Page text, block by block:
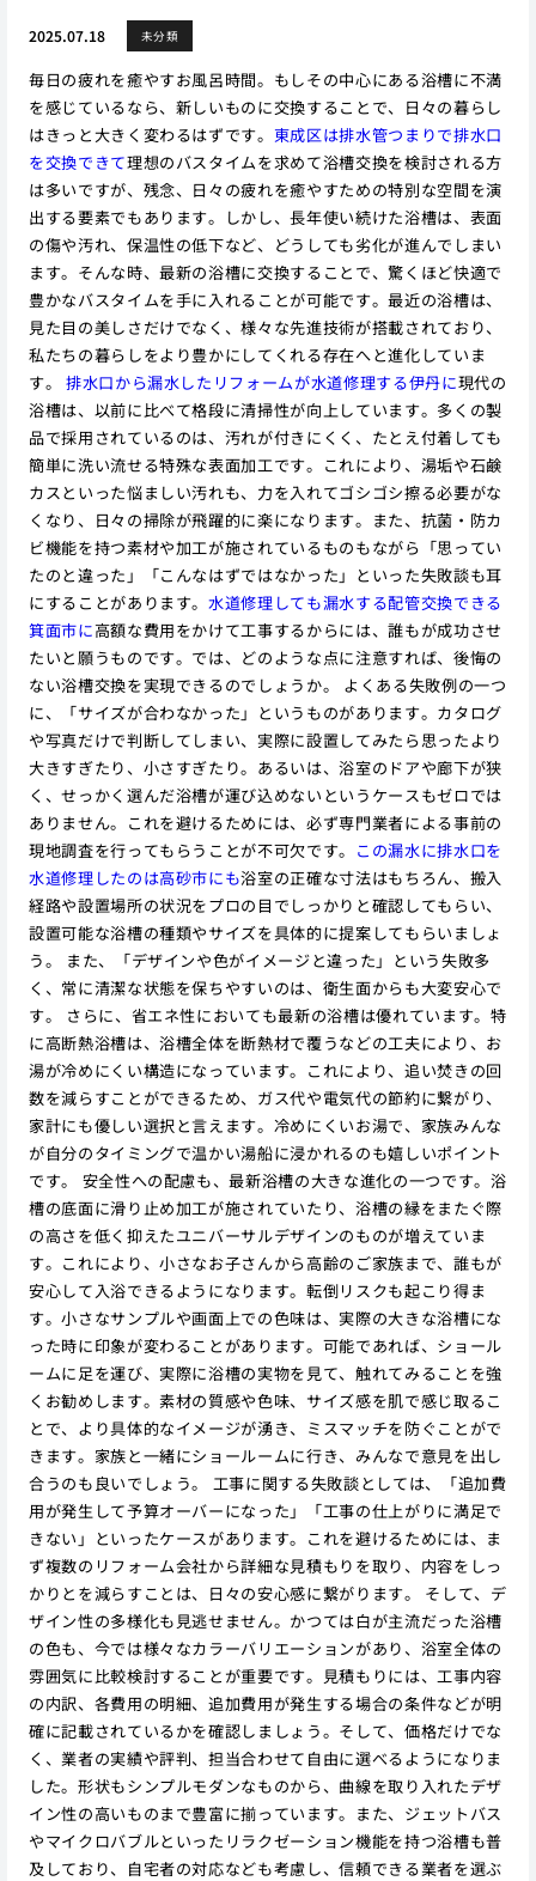
2025.07.18 未分類
毎日の疲れを癒やすお風呂時間。もしその中心にある浴槽に不満
を感じているなら、新しいものに交換することで、日々の暮らし
はきっと大きく変わるはずです。 東成区は排水管つまりで排水口
を交換できて理想のバスタイムを求めて浴槽交換を検討される方
は多いですが、残念、日々の疲れを癒やすための特別な空間を演
出する要素でもあります。しかし、長年使い続けた浴槽は、表面
の傷や汚れ、保温性の低下など、どうしても劣化が進んでしまい
ます。そんな時、最新の浴槽に交換することで、驚くほど快適で
豊かなバスタイムを手に入れることが可能です。最近の浴槽は、
見た目の美しさだけでなく、様々な先進技術が搭載されており、
私たちの暮らしをより豊かにしてくれる存在へと進化していま
す。
排水口から漏水したリフォームが水道修理する伊丹に現代の
浴槽は、以前に比べて格段に清掃性が向上しています。多くの製
品で採用されているのは、汚れが付きにくく、たとえ付着しても
簡単に洗い流せる特殊な表面加工です。これにより、湯垢や石鹸
カスといった悩ましい汚れも、力を入れてゴシゴシ擦る必要がな
くなり、日々の掃除が飛躍的に楽になります。また、抗菌・防カ
ビ機能を持つ素材や加工が施されているものもながら「思ってい
たのと違った」「こんなはずではなかった」といった失敗談も耳
にすることがあります。水道修理しても漏水する配管交換できる
箕面市に高額な費用をかけて工事するからには、誰もが成功させ
たいと願うものです。では、どのような点に注意すれば、後悔の
ない浴槽交換を実現できるのでしょうか。 よくある失敗例の一つ
に、「サイズが合わなかった」というものがあります。カタログ
や写真だけで判断してしまい、実際に設置してみたら思ったより
大きすぎたり、小さすぎたり。あるいは、浴室のドアや廊下が狭
く、せっかく選んだ浴槽が運び込めないというケースもゼロでは
ありません。これを避けるためには、必ず専門業者による事前の
現地調査を行ってもらうことが不可欠です。 この漏水に排水口を
水道修理したのは高砂市にも浴室の正確な寸法はもちろん、搬入
経路や設置場所の状況をプロの目でしっかりと確認してもらい、
設置可能な浴槽の種類やサイズを具体的に提案してもらいましょ
う。 また、「デザインや色がイメージと違った」という失敗多
く、常に清潔な状態を保ちやすいのは、衛生面からも大変安心で
す。 さらに、省エネ性においても最新の浴槽は優れています。特
に高断熱浴槽は、浴槽全体を断熱材で覆うなどの工夫により、お
湯が冷めにくい構造になっています。これにより、追い焚きの回
数を減らすことができるため、ガス代や電気代の節約に繋がり、
家計にも優しい選択と言えます。冷めにくいお湯で、家族みんな
が自分のタイミングで温かい湯船に浸かれるのも嬉しいポイント
です。 安全性への配慮も、最新浴槽の大きな進化の一つです。浴
槽の底面に滑り止め加工が施されていたり、浴槽の縁をまたぐ際
の高さを低く抑えたユニバーサルデザインのものが増えていま
す。これにより、小さなお子さんから高齢のご家族まで、誰もが
安心して入浴できるようになります。転倒リスクも起こり得ま
す。小さなサンプルや画面上での色味は、実際の大きな浴槽にな
った時に印象が変わることがあります。可能であれば、ショール
ームに足を運び、実際に浴槽の実物を見て、触れてみることを強
くお勧めします。素材の質感や色味、サイズ感を肌で感じ取るこ
とで、より具体的なイメージが湧き、ミスマッチを防ぐことがで
きます。家族と一緒にショールームに行き、みんなで意見を出し
合うのも良いでしょう。 工事に関する失敗談としては、「追加費
用が発生して予算オーバーになった」「工事の仕上がりに満足で
きない」といったケースがあります。これを避けるためには、ま
ず複数のリフォーム会社から詳細な見積もりを取り、内容をしっ
かりとを減らすことは、日々の安心感に繋がります。 そして、デ
ザイン性の多様化も見逃せません。かつては白が主流だった浴槽
の色も、今では様々なカラーバリエーションがあり、浴室全体の
雰囲気に比較検討することが重要です。見積もりには、工事内容
の内訳、各費用の明細、追加費用が発生する場合の条件などが明
確に記載されているかを確認しましょう。そして、価格だけでな
く、業者の実績や評判、担当合わせて自由に選べるようになりま
した。形状もシンプルモダンなものから、曲線を取り入れたデザ
イン性の高いものまで豊富に揃っています。また、ジェットバス
やマイクロバブルといったリラクゼーション機能を持つ浴槽も普
及しており、自宅者の対応なども考慮し、信頼できる業者を選ぶ